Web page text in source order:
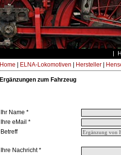
Home ELNA-Lokomotiven Hersteller|
Ergänzungen zum Fahrzeug
Ihr Name *
Ihre eMail *
Betreff
Ihre Nachricht *